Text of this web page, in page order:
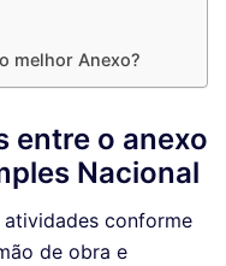
melhor Anexo?
entre o anexo
Nacional
atividades conforme
de obra e